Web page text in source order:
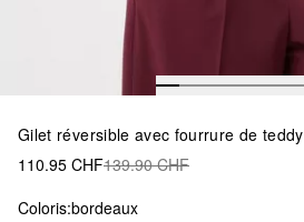
Gilet réversible avec fourrure de teddy
110.95 CHF139.90 CHF
Coloris:bordeaux